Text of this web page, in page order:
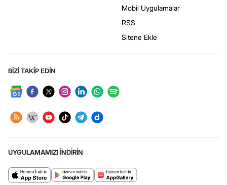
Mobil Uygulamalar
RSS
Sitene Ekle
BİZİ TAKİP EDİN
UYGULAMAMIZI İNDİRİN